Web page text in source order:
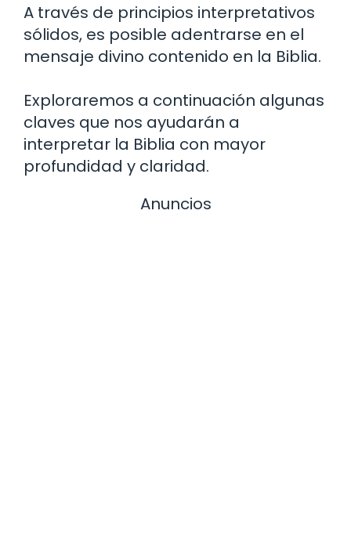
A través de principios interpretativos
sólidos, es posible adentrarse en el
mensaje divino contenido en la Biblia.
Exploraremos a continuación algunas
claves que nos ayudarán a
interpretar la Biblia con mayor
profundidad y claridad.
Anuncios